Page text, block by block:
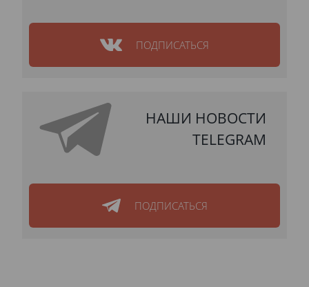
ПОДПИСАТЬСЯ
НАШИ НОВОСТИ
TELEGRAM
ПОДПИСАТЬСЯ